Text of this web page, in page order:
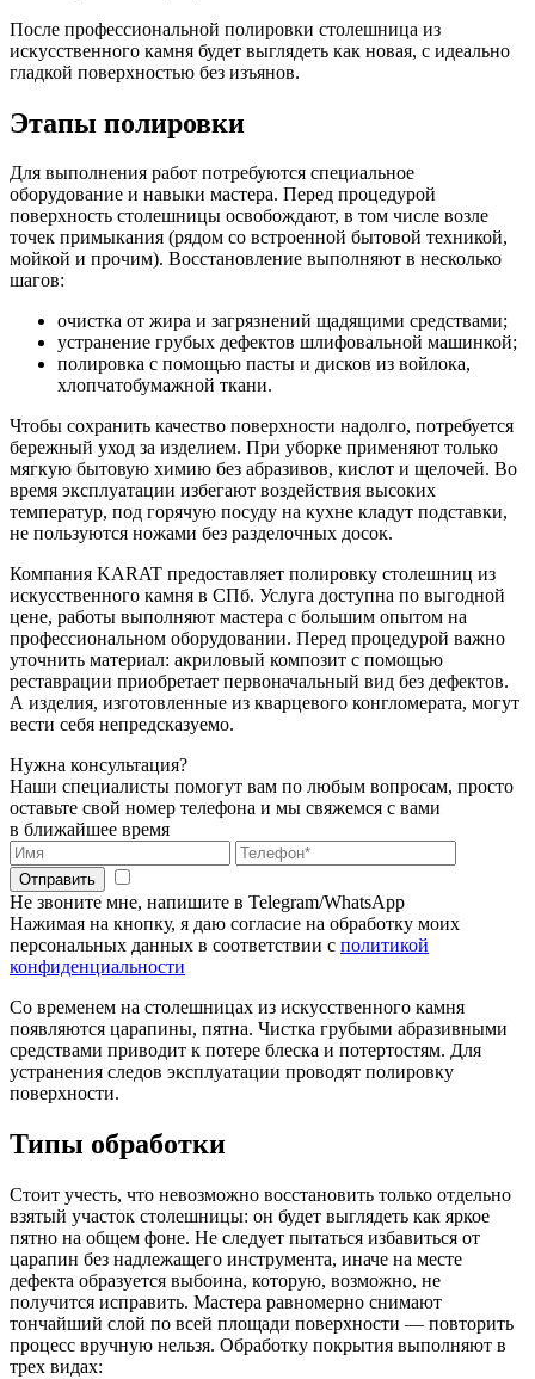
После профессиональной полировки столешница из
искусственного камня будет выглядеть как новая, с идеально
гладкой поверхностью без изъянов.
Этапы полировки
Для выполнения работ потребуются специальное
оборудование и навыки мастера. Перед процедурой
поверхность столешницы освобождают, в том числе возле
точек примыкания (рядом со встроенной бытовой техникой,
мойкой и прочим). Восстановление выполняют в несколько
шагов:
очистка от жира и загрязнений щадящими средствами;
устранение грубых дефектов шлифовальной машинкой;
полировка с помощью пасты и дисков из войлока,
хлопчатобумажной ткани.
Чтобы сохранить качество поверхности надолго, потребуется
бережный уход за изделием. При уборке применяют только
мягкую бытовую химию без абразивов, кислот и щелочей. Во
время эксплуатации избегают воздействия высоких
температур, под горячую посуду на кухне кладут подставки,
не пользуются ножами без разделочных досок.
Компания KARAT предоставляет полировку столешниц из
искусственного камня в СПб. Услуга доступна по выгодной
цене, работы выполняют мастера с большим опытом на
профессиональном оборудовании. Перед процедурой важно
уточнить материал: акриловый композит с помощью
реставрации приобретает первоначальный вид без дефектов.
А изделия, изготовленные из кварцевого конгломерата, могут
вести себя непредсказуемо.
Нужна консультация?
Наши специалисты помогут вам по любым вопросам, просто
оставьте свой номер телефона и мы свяжемся с вами
в ближайшее время
Отправить
Не звоните мне, напишите в Telegram/WhatsApp
Нажимая на кнопку, я даю согласие на обработку моих
персональных данных в соответствии с политикой
конфиденциальности
Со временем на столешницах из искусственного камня
появляются царапины, пятна. Чистка грубыми абразивными
средствами приводит к потере блеска и потертостям. Для
устранения следов эксплуатации проводят полировку
поверхности.
Типы обработки
Стоит учесть, что невозможно восстановить только отдельно
взятый участок столешницы: он будет выглядеть как яркое
пятно на общем фоне. Не следует пытаться избавиться от
царапин без надлежащего инструмента, иначе на месте
дефекта образуется выбоина, которую, возможно, не
получится исправить. Мастера равномерно снимают
тончайший слой по всей площади поверхности — повторить
процесс вручную нельзя. Обработку покрытия выполняют в
трех видах: